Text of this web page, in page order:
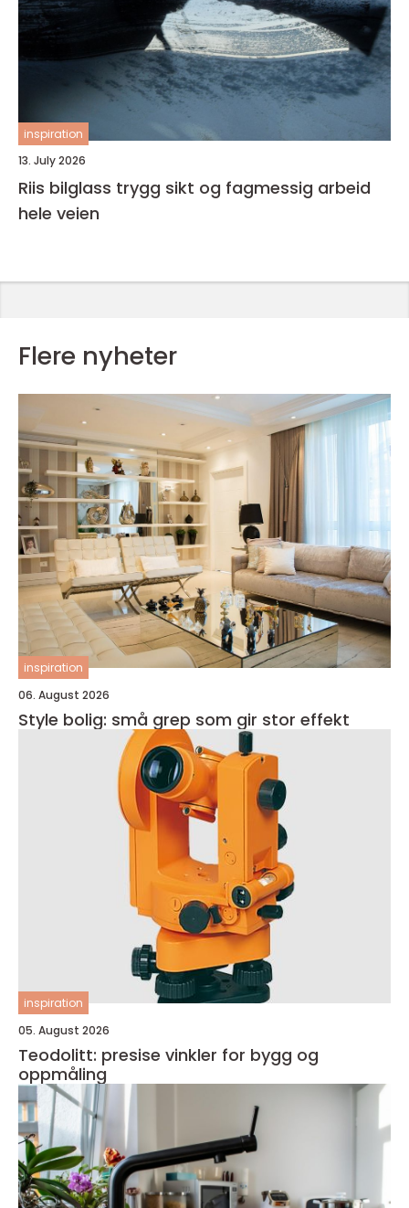
inspiration
13. July 2026
Riis bilglass trygg sikt og fagmessig arbeid
hele veien
Flere nyheter
inspiration
06. August 2026
Style bolig: små grep som gir stor effekt
inspiration
05. August 2026
Teodolitt: presise vinkler for bygg og
oppmåling